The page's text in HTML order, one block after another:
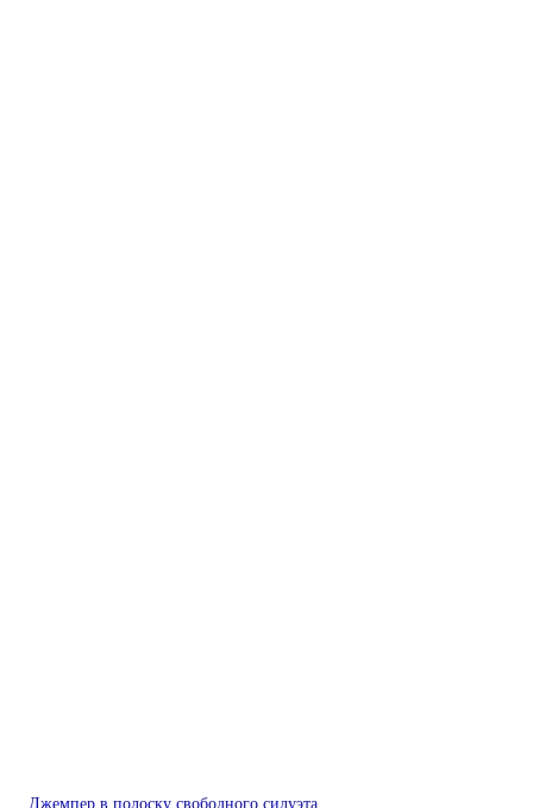
Джемпер в полоску свободного силуэта